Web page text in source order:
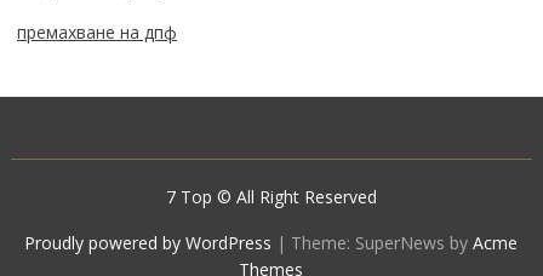
премахване на дпф
7 Top © All Right Reserved
Proudly powered by WordPress | Theme: SuperNews byAcme
Themes